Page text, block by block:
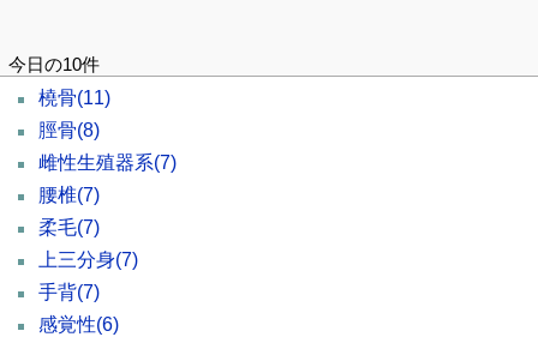
今日の10件
橈骨(11)
脛骨(8)
雌性生殖器系(7)
腰椎(7)
柔毛(7)
上三分身(7)
手背(7)
感覚性(6)